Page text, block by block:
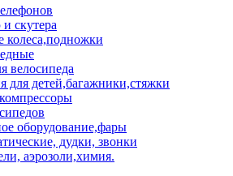
скутера
колеса,подножки
велосипеда
для детей,багажники,стяжки
оборудование,фары
дудки, звонки
аэрозоли,химия.